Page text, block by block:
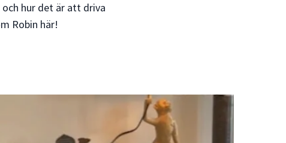
hur det är att driva
Robin här!